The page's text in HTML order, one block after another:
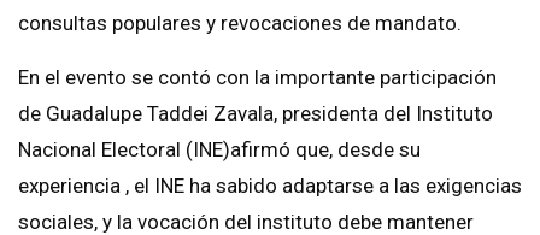
consultas populares y revocaciones de mandato.
En el evento se contó con la importante participación
de Guadalupe Taddei Zavala, presidenta del Instituto
Nacional Electoral (INE)afirmó que, desde su
experiencia , el INE ha sabido adaptarse a las exigencias
sociales, y la vocación del instituto debe mantener